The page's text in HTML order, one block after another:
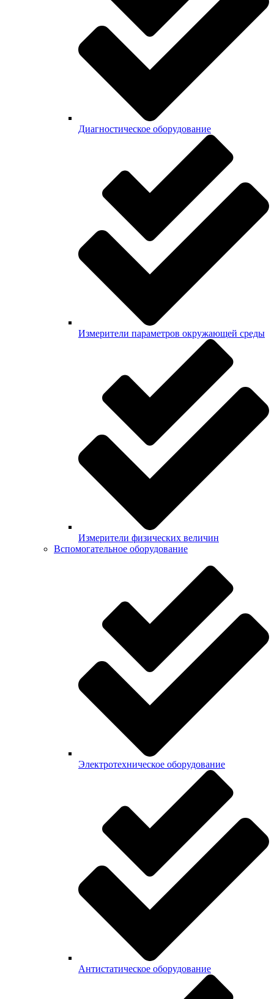
Диагностическое оборудование
Измерители параметров окружающей среды
Измерители физических величин
Вспомогательное оборудование
Электротехническое оборудование
Антистатическое оборудование